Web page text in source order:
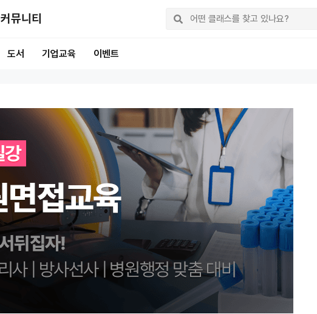
커뮤니티
도서 기업교육 이벤트